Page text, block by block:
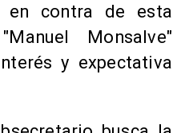
contra de esta
Monsalve"
y expectativa